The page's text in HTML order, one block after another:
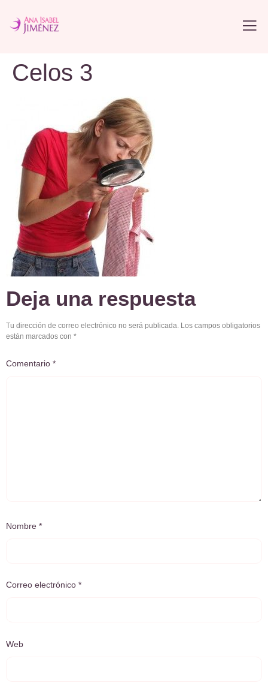
Celos 3
Deja una respuesta
Tu dirección de correo electrónico no será publicada. Los campos obligatorios
están marcados con *
Comentario *
Nombre *
Correo electrónico *
Web